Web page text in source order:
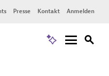
Presse Kontakt Anmelden